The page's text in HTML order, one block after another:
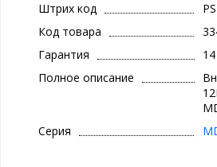
Штрих код
Код товара
Гарантия
Полное описание
Серия